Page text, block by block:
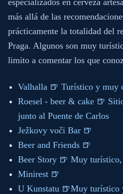
más allá de las
prácticamente la totalidad del
Praga. Algunos son muy
limito a comentar los que
Valhalla 🍺 Turístico y muy
Roesel - beer & cake 🍺
junto al Puente de Carlos
Ježkovy voči Bar 🍺
Beer and Friends 🍺
Beer Story 🍺 Muy
Minirest 🍺
U Kunstatu 🍺Muy turístico